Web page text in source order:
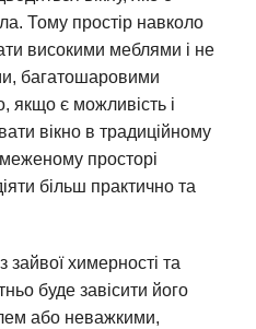
Тому простір навколо
високими меблями і не
багатошаровими
якщо є можливість і
вікно в традиційному
просторі
більш практично та
химерності та
буде завісити його
або неважкими,